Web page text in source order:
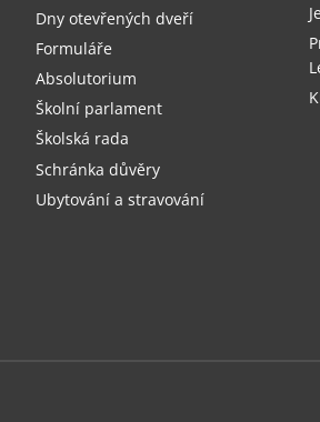
Dny otevřených dveří
Formuláře
Absolutorium
Školní parlament
Školská rada
Schránka důvěry
Ubytování a stravování